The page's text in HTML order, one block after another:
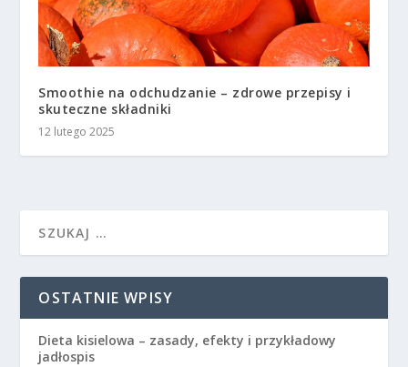
Smoothie na odchudzanie – zdrowe przepisy i
skuteczne składniki
12 lutego 2025
OSTATNIE WPISY
Dieta kisielowa – zasady, efekty i przykładowy
jadłospis